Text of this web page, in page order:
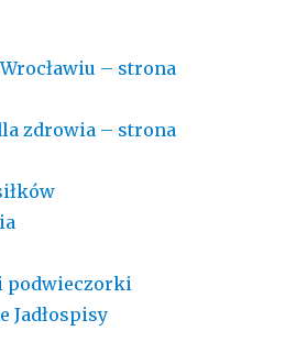
– strona
zdrowia – strona
podwieczorki
Jadłospisy